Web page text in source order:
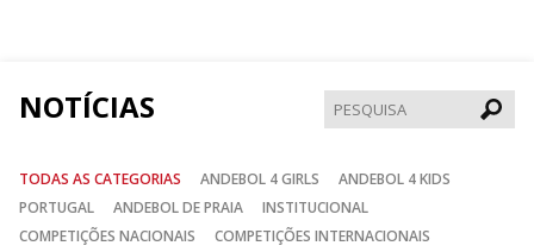
NOTÍCIAS
TODAS AS CATEGORIAS ANDEBOL 4 GIRLS
ANDEBOL 4 KIDS
PORTUGAL
ANDEBOL DE PRAIA
INSTITUCIONAL
COMPETIÇÕES NACIONAIS
COMPETIÇÕES INTERNACIONAIS